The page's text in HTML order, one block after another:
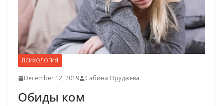
ПСИХОЛОГИЯ
December 12, 2019 Сабина Оруджева
Обиды ком